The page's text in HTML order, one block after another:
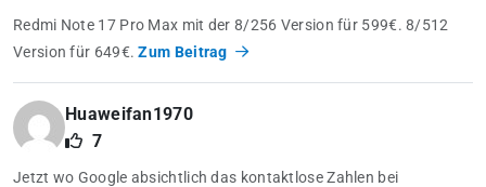
Redmi Note 17 Pro Max mit der 8/256 Version für 599€. 8/512
Version für 649€.Zum Beitrag
Huaweifan1970
7
Jetzt wo Google absichtlich das kontaktlose Zahlen bei